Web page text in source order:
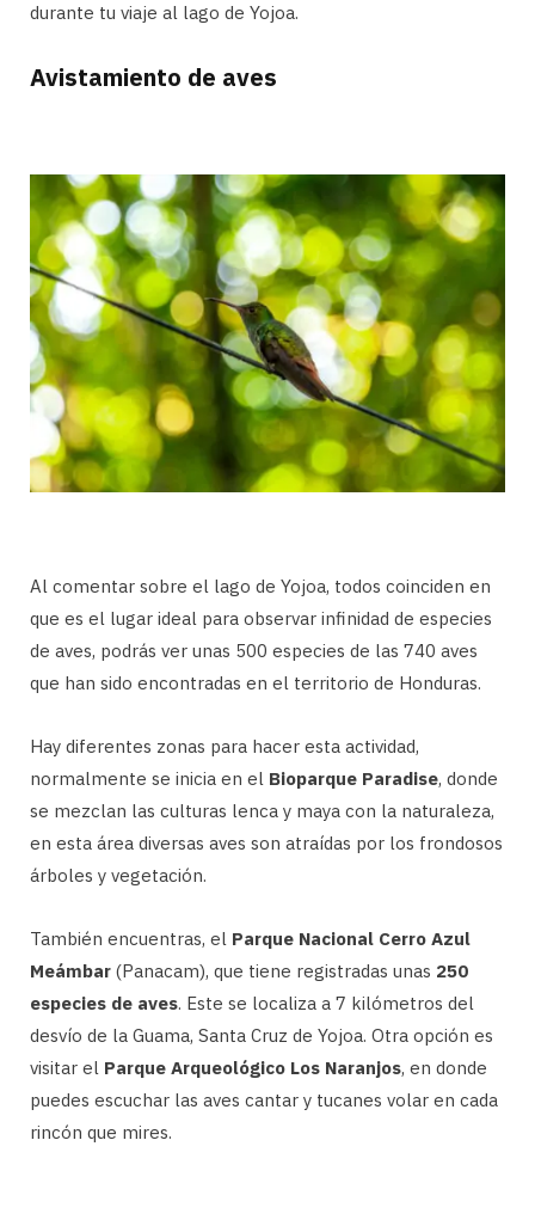
durante tu viaje al lago de Yojoa.
Avistamiento de aves
Al comentar sobre el lago de Yojoa, todos coinciden en
que es el lugar ideal para observar infinidad de especies
de aves, podrás ver unas 500 especies de las 740 aves
que han sido encontradas en el territorio de Honduras.
Hay diferentes zonas para hacer esta actividad,
normalmente se inicia en el Bioparque Paradise, donde
se mezclan las culturas lenca y maya con la naturaleza,
en esta área diversas aves son atraídas por los frondosos
árboles y vegetación.
También encuentras, el Parque Nacional Cerro Azul
Meámbar (Panacam), que tiene registradas unas 250
especies de aves. Este se localiza a 7 kilómetros del
desvío de la Guama, Santa Cruz de Yojoa. Otra opción es
visitar el Parque Arqueológico Los Naranjos, en donde
puedes escuchar las aves cantar y tucanes volar en cada
rincón que mires.